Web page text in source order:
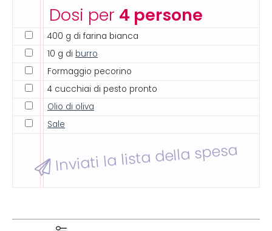
Dosi per 4 persone
400 g di farina bianca
10 g di burro
Formaggio pecorino
4 cucchiai di pesto pronto
Olio di oliva
Sale
Inviati la lista della spesa